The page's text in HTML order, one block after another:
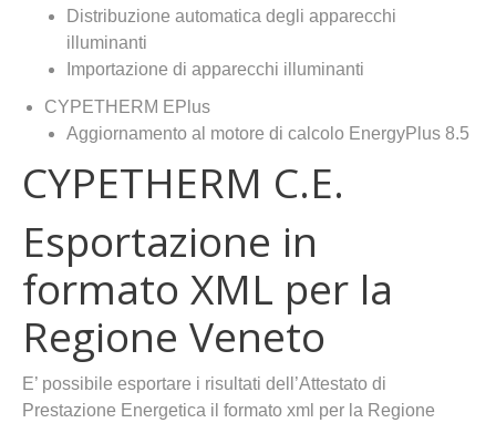
Distribuzione automatica degli apparecchi
illuminanti
Importazione di apparecchi illuminanti
CYPETHERM EPlus
Aggiornamento al motore di calcolo EnergyPlus 8.5
CYPETHERM C.E.
Esportazione in
formato XML per la
Regione Veneto
E’ possibile esportare i risultati dell’Attestato di
Prestazione Energetica il formato xml per la Regione